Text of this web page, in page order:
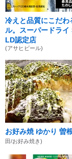
冷えと品質にこだわ
ル。スーパードライ
LD認定店
(アサヒビール)
お好み焼 ゆかり 曽
田/お好み焼き)